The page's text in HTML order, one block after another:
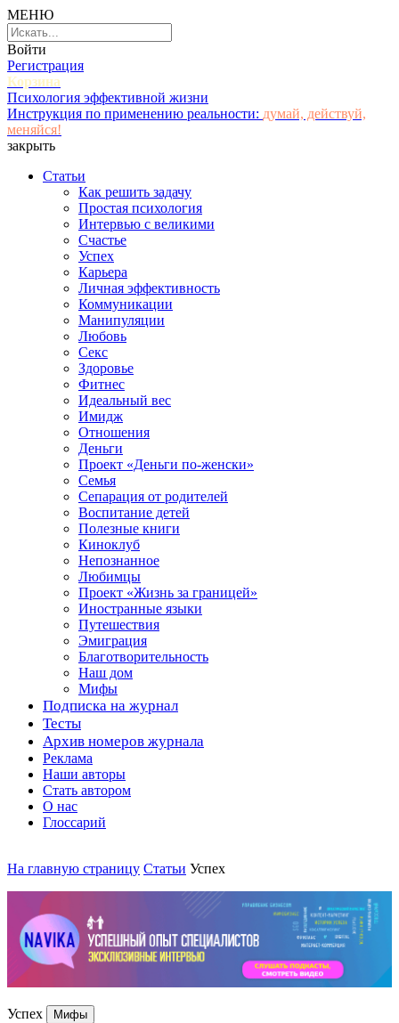
МЕНЮ
Войти
Регистрация
Корзина
Психология эффективной жизни
Инструкция по применению реальности: думай, действуй,
меняйся!
закрыть
Статьи
Как решить задачу
Простая психология
Интервью с великими
Счастье
Успех
Карьера
Личная эффективность
Коммуникации
Манипуляции
Любовь
Секс
Здоровье
Фитнес
Идеальный вес
Имидж
Отношения
Деньги
Проект «Деньги по-женски»
Семья
Сепарация от родителей
Воспитание детей
Полезные книги
Киноклуб
Непознанное
Любимцы
Проект «Жизнь за границей»
Иностранные языки
Путешествия
Эмиграция
Благотворительность
Наш дом
Мифы
Подписка на журнал
Тесты
Архив номеров журнала
Реклама
Наши авторы
Стать автором
О нас
Глоссарий
На главную страницу Статьи Успех
Успех Мифы